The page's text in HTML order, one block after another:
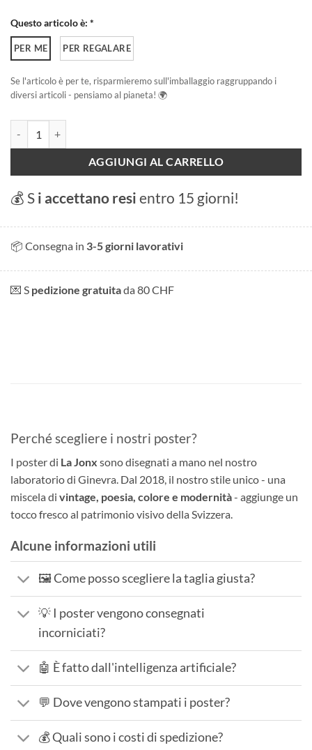
Questo articolo è: *
PER ME PER REGALARE
Se l'articolo è per te, risparmieremo sull'imballaggio raggruppando i
diversi articoli - pensiamo al pianeta! 🌍
AGGIUNGI AL CARRELLO
💰 S i accettano resi entro 15 giorni!
📦 Consegna in 3-5 giorni lavorativi
💌 S pedizione gratuitada 80 CHF
Perché scegliere i nostri poster?
I poster di La Jonx sono disegnati a mano nel nostro
laboratorio di Ginevra. Dal 2018, il nostro stile unico - una
miscela di vintage, poesia, colore e modernità- aggiunge un
tocco fresco al patrimonio visivo della Svizzera.
Alcune informazioni utili
🖼️ Come posso scegliere la taglia giusta?
💡 I poster vengono consegnati
incorniciati?
🤖 È fatto dall'intelligenza artificiale?
💬 Dove vengono stampati i poster?
💰 Quali sono i costi di spedizione?